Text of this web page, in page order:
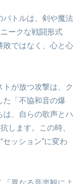
バトルは、剣や魔法
ークな戦闘形式
敗ではなく、心と心
が放つ攻撃は、ク
た「不協和音の爆
は、自らの歌声とハ
します。この時、
セッション”に変わ